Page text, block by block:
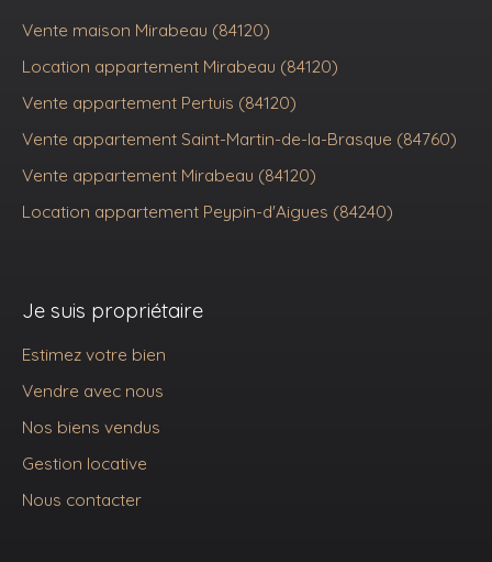
Vente maison Mirabeau (84120)
Location appartement Mirabeau (84120)
Vente appartement Pertuis (84120)
Vente appartement Saint-Martin-de-la-Brasque (84760)
Vente appartement Mirabeau (84120)
Location appartement Peypin-d'Aigues (84240)
Je suis propriétaire
Estimez votre bien
Vendre avec nous
Nos biens vendus
Gestion locative
Nous contacter